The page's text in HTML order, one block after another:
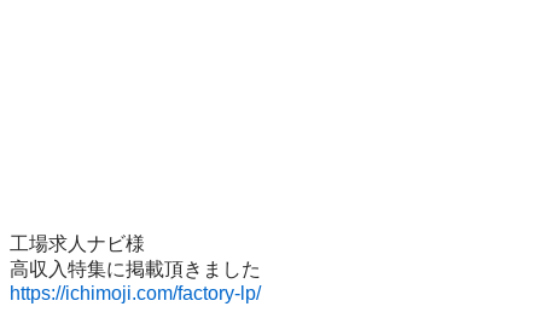
工場求人ナビ様
https://ichimoji.com/factory-lp/